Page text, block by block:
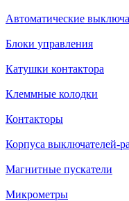
Автоматические
Блоки управления
Катушки контактора
Клеммные колодки
Контакторы
Корпуса выключателей-
Магнитные пускатели
Микрометры